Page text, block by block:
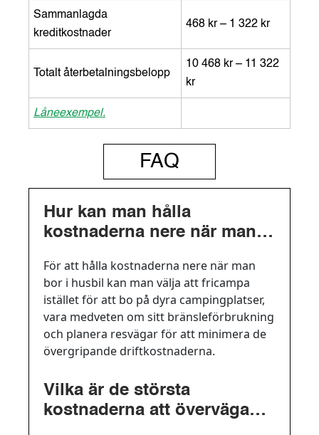
Sammanlagda
kreditkostnader
468 kr – 1 322 kr
Totalt återbetalningsbelopp
10 468 kr – 11 322
kr
Låneexempel.
FAQ
Hur kan man hålla
kostnaderna nere när man
För att hålla kostnaderna nere när man
bor i husbil kan man välja att fricampa
istället för att bo på dyra campingplatser,
vara medveten om sitt bränsleförbrukning
och planera resvägar för att minimera de
övergripande driftkostnaderna.
Vilka är de största
kostnaderna att överväga